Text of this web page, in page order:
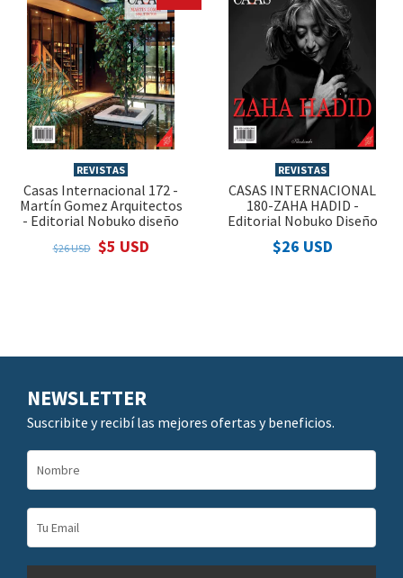
REVISTAS
Casas Internacional 172 -
Martín Gomez Arquitectos
- Editorial Nobuko diseño
$26 USD $5 USD
REVISTAS
CASAS INTERNACIONAL
180-ZAHA HADID -
Editorial Nobuko Diseño
$26 USD
NEWSLETTER
Suscribite y recibí las mejores ofertas y beneficios.